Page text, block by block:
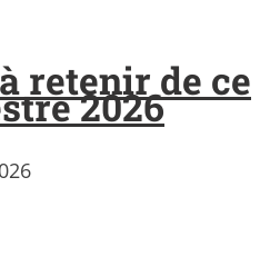
retenir de ce
2026